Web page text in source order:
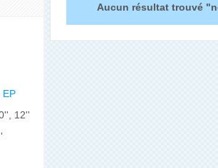
EP
12''
Aucun résultat trouvé